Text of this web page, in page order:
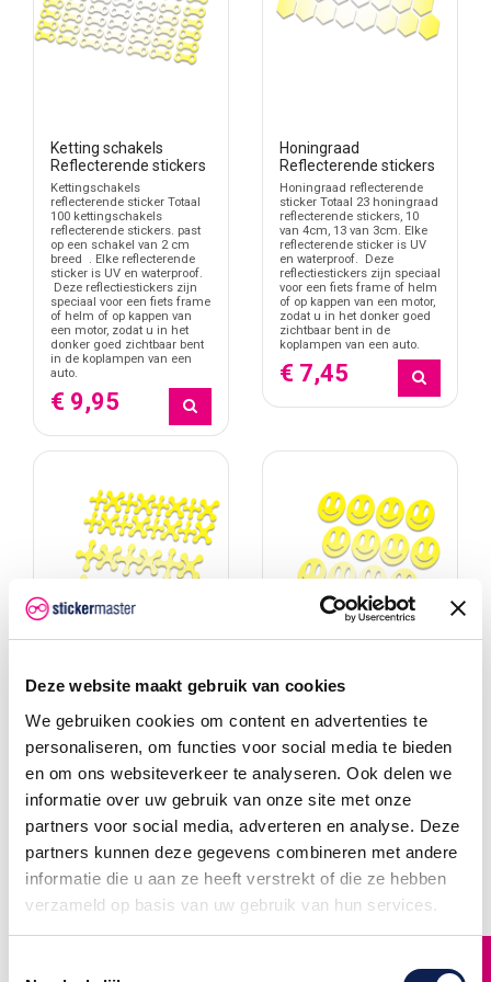
Deze website maakt gebruik van cookies
We gebruiken cookies om content en advertenties te
personaliseren, om functies voor social media te bieden
en om ons websiteverkeer te analyseren. Ook delen we
informatie over uw gebruik van onze site met onze
partners voor social media, adverteren en analyse. Deze
partners kunnen deze gegevens combineren met andere
informatie die u aan ze heeft verstrekt of die ze hebben
verzameld op basis van uw gebruik van hun services.
Ketting schakels
Reflecterende stickers
Kettingschakels
reflecterende sticker Totaal
100 kettingschakels
reflecterende stickers. past
op een schakel van 2 cm
breed . Elke reflecterende
sticker is UV en waterproof.
Deze reflectiestickers zijn
speciaal voor een fiets frame
of helm of op kappen van
een motor, zodat u in het
donker goed zichtbaar bent
in de koplampen van een
auto.
€ 9,95
Honingraad
Reflecterende stickers
Honingraad reflecterende
sticker Totaal 23 honingraad
reflecterende stickers, 10
van 4cm, 13 van 3cm. Elke
reflecterende sticker is UV
en waterproof. Deze
reflectiestickers zijn speciaal
voor een fiets frame of helm
of op kappen van een motor,
zodat u in het donker goed
zichtbaar bent in de
koplampen van een auto.
€ 7,45
Modular Reflecterende
stickers
Modular reflecterende
sticker Totaal 36 atomen
reflecterende stickers, 8 van
4,5cm, 12 van 3cm en 16 van
2cm . Elke reflecterende
Deze reflectiestickers zijn
of helm of op kappen van
in de koplampen van een
Smiley Reflecterende
stickers
Smiley reflecterende sticker
Totaal 36
smileys reflecterende
3cm. Elke reflecterende
Deze reflectiestickers zijn
of helm of op kappen van
in de koplampen van een